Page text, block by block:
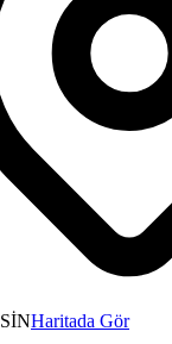
Haritada Gör